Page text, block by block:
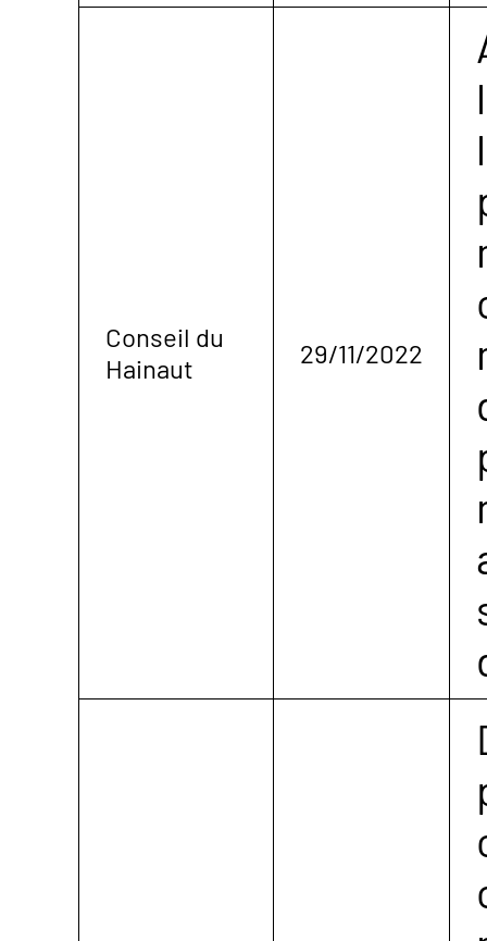
Conseil du
Hainaut
29/11/2022